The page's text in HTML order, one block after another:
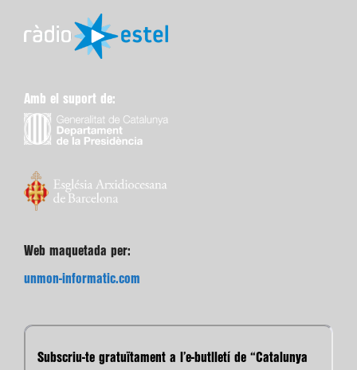
Amb el suport de:
Web maquetada per:
unmon-informatic.com
Subscriu-te gratuïtament a l’e-butlletí de “Catalunya